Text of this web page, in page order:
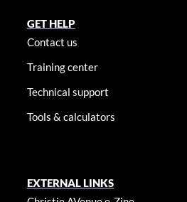
GET HELP
Contact us
Training center
Technical support
Tools & calculators
EXTERNAL LINKS